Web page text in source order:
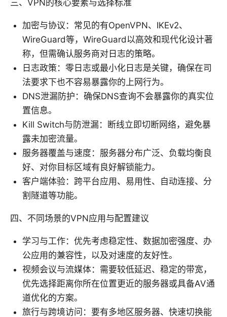
三、VPN的核心要素与选择标准
加密与协议：常见的有OpenVPN、IKEv2、
WireGuard等，WireGuard以高效和现代化设计著
称，但需确认服务商对日志的策略。
日志政策：零日志或最小化日志是关键，确保在司
法要求下也不容易暴露你的上网行为。
DNS泄漏防护：确保DNS查询不会暴露你的真实位
置信息。
Kill Switch与防泄漏：断线立即切断网络，避免暴
露未加密流量。
服务器覆盖与速度：服务器分布广泛、负载均衡良
好、对你目标区域有良好解锁能力。
客户端体验：跨平台应用、易用性、自动连接、分
割隧道等功能。
四、不同场景的VPN应用与配置建议
学习与工作：优先考虑稳定性、数据加密强度、办
公应用的兼容性，以及对速度的友好性。
视频会议与流媒体：需要较低延迟、稳定的带宽，
优先选择距离你所在位置更近的服务器或具备AV通
道优化的方案。
旅行与跨境访问：要有多地区服务器、快速切换能